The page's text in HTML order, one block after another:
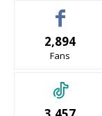
2,894
Fans